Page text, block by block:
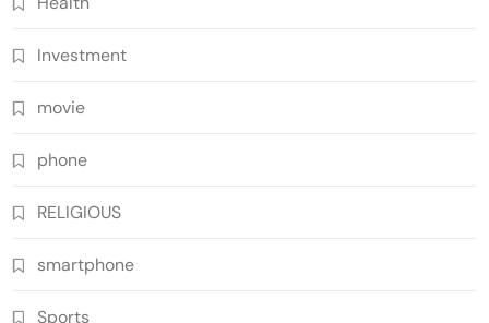
Investment
movie
phone
RELIGIOUS
smartphone
Sports